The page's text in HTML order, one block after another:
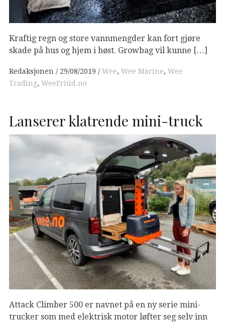
Kraftig regn og store vannmengder kan fort gjøre
skade på hus og hjem i høst. Growbag vil kunne […]
Redaksjonen 29/08/2019 Wee, Wee Marine, Wee
Trading, WeeFritid.no
Lanserer klatrende mini-truck
Attack Climber 500 er navnet på en ny serie mini-
trucker som med elektrisk motor løfter seg selv inn